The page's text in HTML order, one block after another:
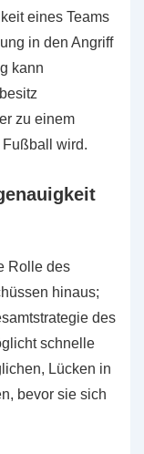
eines Teams
in den Angriff
kann
zu einem
wird.
Rolle des
hinaus;
des
schnelle
Lücken in
bevor sie sich